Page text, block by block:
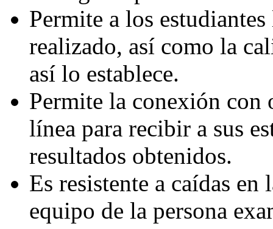
Permite a los
realizado, así como la
así lo establece.
Permite la conexión con
línea para recibir a sus
resultados obtenidos.
Es resistente a caídas
equipo de la persona